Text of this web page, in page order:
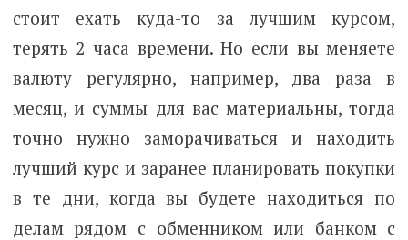
стоит ехать куда-то за лучшим курсом,
терять 2 часа времени. Но если вы меняете
валюту регулярно, например, два раза в
месяц, и суммы для вас материальны, тогда
точно нужно заморачиваться и находить
лучший курс и заранее планировать покупки
в те дни, когда вы будете находиться по
делам рядом с обменником или банком с